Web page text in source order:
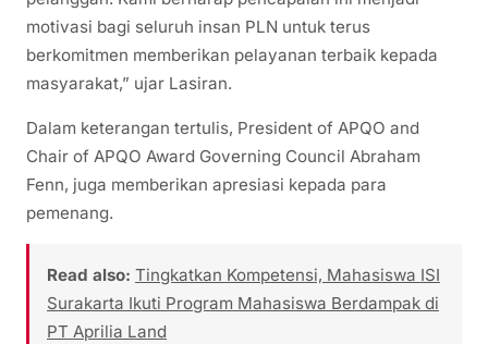
motivasi bagi seluruh insan PLN untuk terus
berkomitmen memberikan pelayanan terbaik kepada
masyarakat,” ujar Lasiran.
Dalam keterangan tertulis, President of APQO and
Chair of APQO Award Governing Council Abraham
Fenn, juga memberikan apresiasi kepada para
pemenang.
Read also: Tingkatkan Kompetensi, Mahasiswa ISI
Surakarta Ikuti Program Mahasiswa Berdampak di
PT Aprilia Land